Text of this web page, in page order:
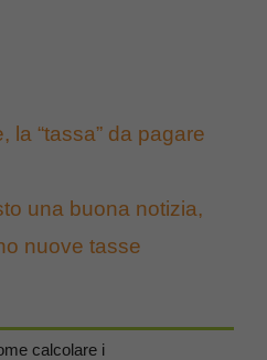
la “tassa” da pagare
una buona notizia,
nuove tasse
calcolare i